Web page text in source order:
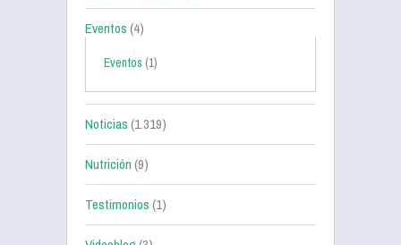
Eventos(4)
Eventos (1)
Noticias(1.319)
Nutrición(9)
Testimonios(1)